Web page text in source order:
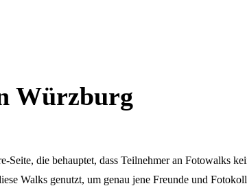
Würzburg
Seite, die behauptet, dass Teilnehmer an Fotowalks
Walks genutzt, um genau jene Freunde und